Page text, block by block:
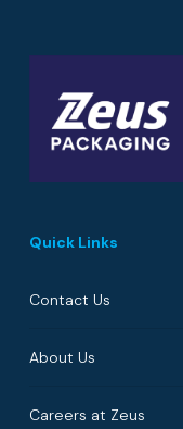
Quick Links
Contact Us
About Us
Careers at Zeus